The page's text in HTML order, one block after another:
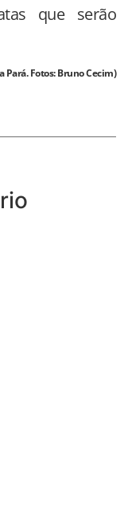
que serão
Pará. Fotos: Bruno Cecim)